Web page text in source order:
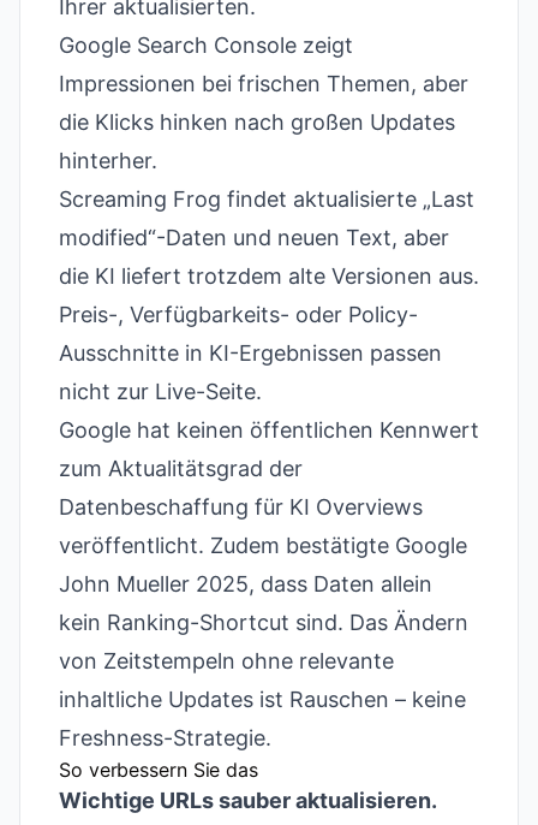
Ihrer aktualisierten.
Google Search Console zeigt
Impressionen bei frischen Themen, aber
die Klicks hinken nach großen Updates
hinterher.
Screaming Frog findet aktualisierte „Last
modified“-Daten und neuen Text, aber
die KI liefert trotzdem alte Versionen aus.
Preis-, Verfügbarkeits- oder Policy-
Ausschnitte in KI-Ergebnissen passen
nicht zur Live-Seite.
Google hat keinen öffentlichen Kennwert
zum Aktualitätsgrad der
Datenbeschaffung für KI Overviews
veröffentlicht. Zudem bestätigte Google
John Mueller 2025, dass Daten allein
kein Ranking-Shortcut sind. Das Ändern
von Zeitstempeln ohne relevante
inhaltliche Updates ist Rauschen – keine
Freshness-Strategie.
So verbessern Sie das
Wichtige URLs sauber aktualisieren.